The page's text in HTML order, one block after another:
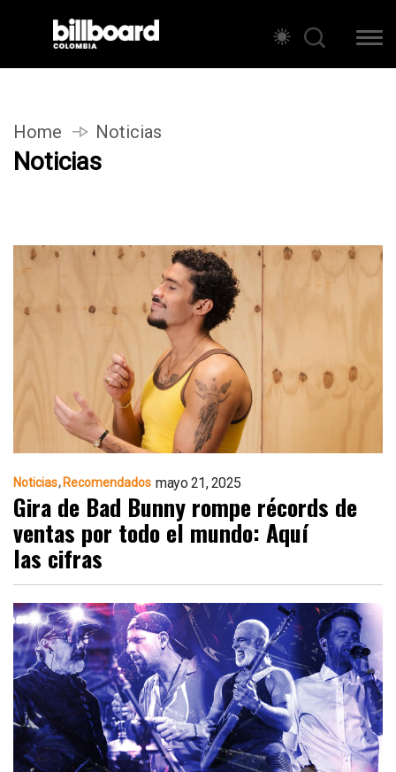
Home Noticias
Noticias
Noticias Recomendados mayo 21, 2025
Gira de Bad Bunny rompe récords de
ventas por todo el mundo: Aquí
las cifras